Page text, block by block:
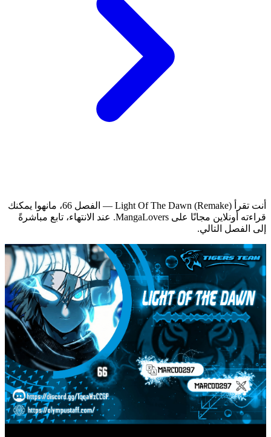
أنت تقرأ Light Of The Dawn (Remake) — الفصل 66، مانهوا يمكنك
قراءته أونلاين مجانًا على MangaLovers.
عند الانتهاء، تابع مباشرةً
إلى الفصل التالي.